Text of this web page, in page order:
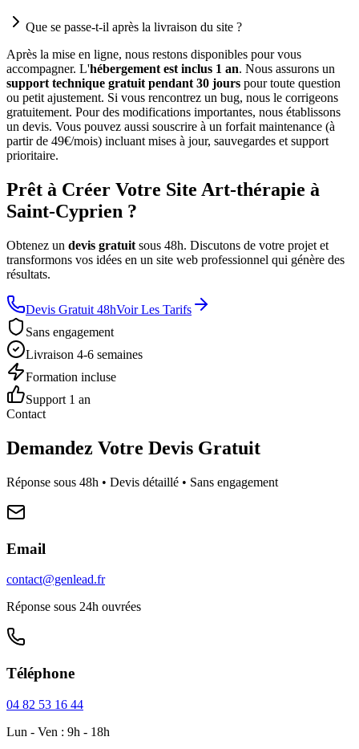
Que se passe-t-il après la livraison du site ?
Après la mise en ligne, nous restons disponibles pour vous
accompagner. L'hébergement est inclus 1 an. Nous assurons un
support technique gratuit pendant 30 jours pour toute question
ou petit ajustement. Si vous rencontrez un bug, nous le corrigeons
gratuitement. Pour des modifications importantes, nous établissons
un devis. Vous pouvez aussi souscrire à un forfait maintenance (à
partir de 49€/mois) incluant mises à jour, sauvegardes et support
prioritaire.
Prêt à Créer Votre Site Art-thérapie à
Saint-Cyprien ?
Obtenez un devis gratuit sous 48h. Discutons de votre projet et
transformons vos idées en un site web professionnel qui génère des
résultats.
Devis Gratuit 48hVoir Les Tarifs
Sans engagement
Livraison 4-6 semaines
Formation incluse
Support 1 an
Contact
Demandez Votre Devis Gratuit
Réponse sous 48h • Devis détaillé • Sans engagement
Email
contact@genlead.fr
Réponse sous 24h ouvrées
Téléphone
04 82 53 16 44
Lun - Ven : 9h - 18h